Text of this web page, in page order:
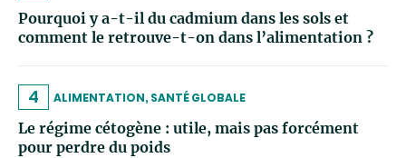
Pourquoi y a-t-il du cadmium dans les sols et
comment le retrouve-t-on dans l’alimentation ?
4 ALIMENTATION, SANTÉ GLOBALE
Le régime cétogène : utile, mais pas forcément
pour perdre du poids